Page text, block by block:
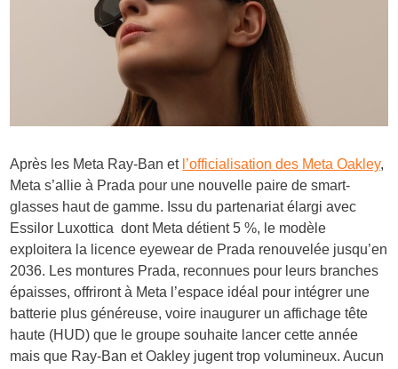
Après les Meta Ray-Ban et l’officialisation des Meta Oakley,
Meta s’allie à Prada pour une nouvelle paire de smart-
glasses haut de gamme. Issu du partenariat élargi avec
Essilor Luxottica dont Meta détient 5 %, le modèle
exploitera la licence eyewear de Prada renouvelée jusqu’en
2036. Les montures Prada, reconnues pour leurs branches
épaisses, offriront à Meta l’espace idéal pour intégrer une
batterie plus généreuse, voire inaugurer un affichage tête
haute (HUD) que le groupe souhaite lancer cette année
mais que Ray-Ban et Oakley jugent trop volumineux. Aucun